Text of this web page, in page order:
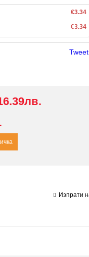
€3.34
€3.34
Tweet
Изпрати